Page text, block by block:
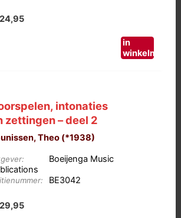
24,95
in
winkelmand
intonaties
zettingen – deel 2
Theo (*1938)
Boeijenga Music
BE3042
29,95